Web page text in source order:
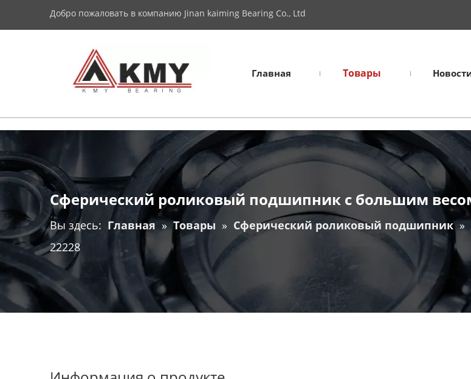
Добро пожаловать в компанию Jinan kaiming Bearing Co., Ltd
Главная Товары
Сферический роликовый подшипник с большим
Вы здесь: Главная » Товары » Сферический роликовый подшипник »
22228